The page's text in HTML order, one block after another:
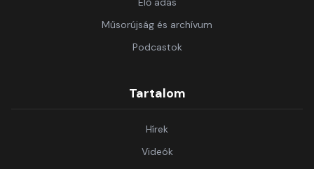
Műsorújság és archívum
Podcastok
Tartalom
Hírek
Videók